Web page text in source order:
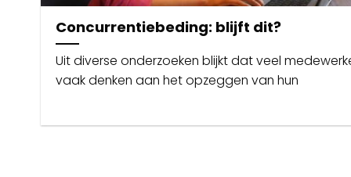
Concurrentiebeding: blijft dit?
Uit diverse onderzoeken blijkt dat veel
vaak denken aan het opzeggen van hun